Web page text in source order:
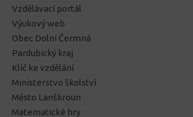
Vzdělávací portál
Výukový web
Obec Dolní Čermná
Pardubický kraj
Klíč ke vzdělání
Ministerstvo školství
Město Lanškroun
Matematické hry